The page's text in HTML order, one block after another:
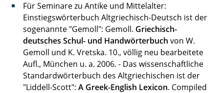
Für Seminare zu Antike und Mittelalter:
Einstiegswörterbuch Altgriechisch-Deutsch ist der
sogenannte "Gemoll": Gemoll. Griechisch-
deutsches Schul- und Handwörterbuch von W.
Gemoll und K. Vretska. 10., völlig neu bearbeitete
Aufl., München u. a. 2006. - Das wissenschaftliche
Standardwörterbuch des Altgriechischen ist der
"Liddell-Scott": A Greek-English Lexicon. Compiled